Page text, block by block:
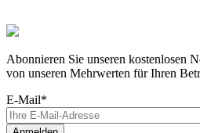
Abonnieren Sie unseren kostenlosen
von unseren Mehrwerten für Ihren
E-Mail*